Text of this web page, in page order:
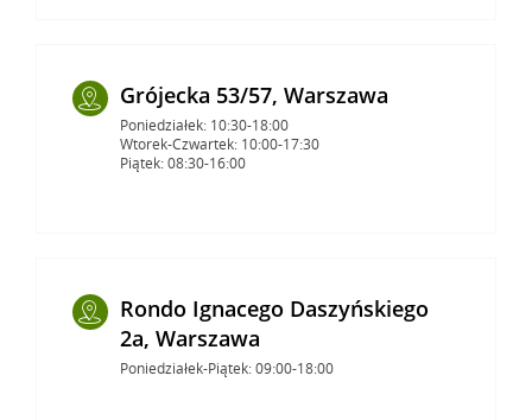
Grójecka 53/57, Warszawa
Poniedziałek: 10:30-18:00
Wtorek-Czwartek: 10:00-17:30
Piątek: 08:30-16:00
Rondo Ignacego Daszyńskiego
2a, Warszawa
Poniedziałek-Piątek: 09:00-18:00